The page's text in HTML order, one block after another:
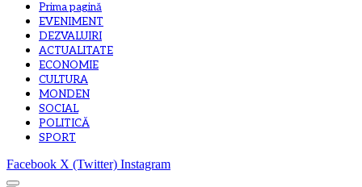
Prima pagină
EVENIMENT
DEZVALUIRI
ACTUALITATE
ECONOMIE
CULTURA
MONDEN
SOCIAL
POLITICĂ
SPORT
Facebook X (Twitter) Instagram